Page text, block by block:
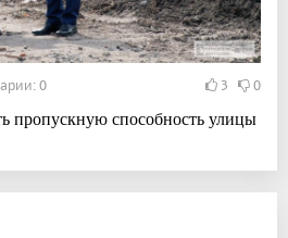
0 3 0
пропускную способность улицы